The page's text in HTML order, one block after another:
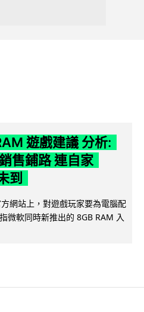
遊戲建議 分析:
售鋪路 連自家
到
網站上，對遊戲玩家要為電腦配
微軟同時新推出的 8GB RAM 入